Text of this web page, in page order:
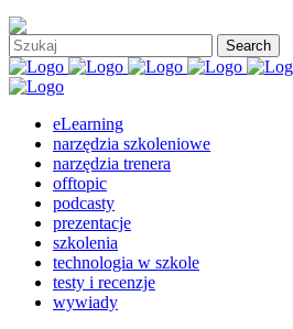
eLearning
narzędzia szkoleniowe
narzędzia trenera
offtopic
podcasty
prezentacje
szkolenia
technologia w szkole
testy i recenzje
wywiady